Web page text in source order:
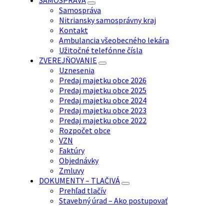
Samospráva
Nitriansky samosprávny kraj
Kontakt
Ambulancia všeobecného lekára
Užitočné telefónne čísla
ZVEREJŇOVANIE
Uznesenia
Predaj majetku obce 2026
Predaj majetku obce 2025
Predaj majetku obce 2024
Predaj majetku obce 2023
Predaj majetku obce 2022
Rozpočet obce
VZN
Faktúry
Objednávky
Zmluvy
DOKUMENTY – TLAČIVÁ
Prehľad tlačív
Stavebný úrad – Ako postupovať